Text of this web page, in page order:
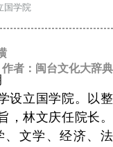
国学院
作者：闽台文化大辞典
设立国学院。以整
，林文庆任院长。
、文学、经济、法